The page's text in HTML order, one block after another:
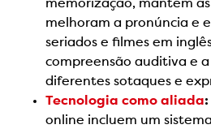
memorização, mantém
melhoram a pronúncia e
seriados e filmes em
compreensão auditiva e
diferentes sotaques e
Tecnologia como aliada:
online incluem um